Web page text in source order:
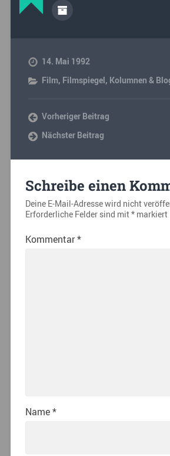
14. Mai 1992
Film, Filmspiegel, Kolumnen &
Vorheriger Beitrag
Nächster Beitrag
Schreibe einen
Deine E-Mail-Adresse wird nicht
Erforderliche Felder sind mit*markiert
Kommentar*
Name*